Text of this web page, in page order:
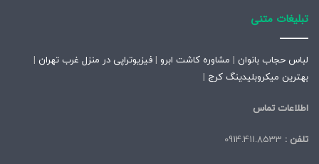
تبلیغات متنی
لباس حجاب بانوان | مشاوره کاشت ابرو | فیزیوتراپی در منزل غرب تهران |
بهترین میکروبلیدینگ کرج |
اطلاعات تماس
تلفن :